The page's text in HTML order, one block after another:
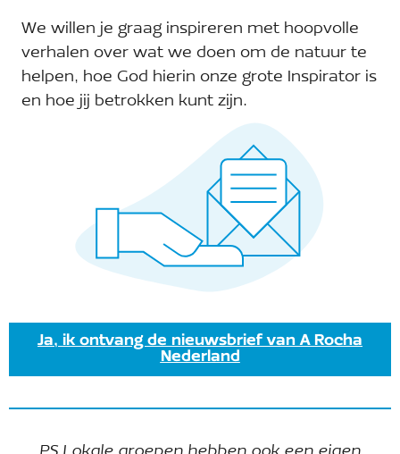
Site:
E-mail:
deventer@arocha.org
De dagen worden al weer wat langer. Het
We willen je graag inspireren met hoopvolle
verhalen over wat we doen om de natuur te
helpen, hoe God hierin onze grote Inspirator is
en hoe jij betrokken kunt zijn.
Ja, ik ontvang de nieuwsbrief van A Rocha
Nederland